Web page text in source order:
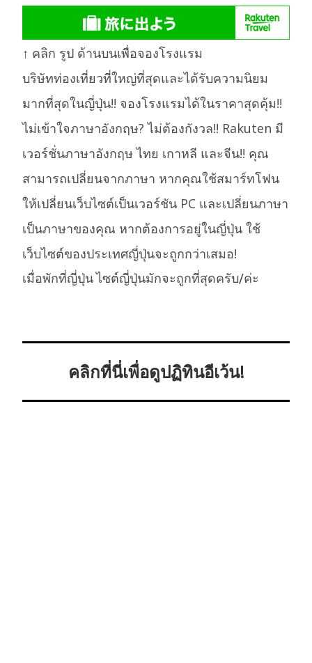
↑ คลิก รูป ด้านบนเพื่อจองโรงแรม
บริษัทท่องเที่ยวที่ใหญ่ที่สุดและได้รับความนิยม
มากที่สุดในญี่ปุ่น!! จองโรงแรมได้ในราคาสุดคุ้ม!!
ไม่เข้าใจภาษาอังกฤษ? ไม่ต้องกังวล!! Rakuten มี
เวอร์ชั่นภาษาอังกฤษ ไทย เกาหลี และจีน!! คุณ
สามารถเปลี่ยนจากภาษา หากคุณใช้สมาร์ทโฟน
ให้เปลี่ยนเว็บไซต์เป็นเวอร์ชัน PC และเปลี่ยนภาษา
เป็นภาษาของคุณ หากต้องการอยู่ในญี่ปุ่น ใช้
เว็บไซต์ของประเทศญี่ปุ่นจะถูกกว่าเสมอ!
เมื่อพักที่ญี่ปุ่น ไซต์ญี่ปุ่นมักจะถูกที่สุดครับ/ค่ะ
คลิกที่นี่เพื่อดูปฏิทินอีเว้น!